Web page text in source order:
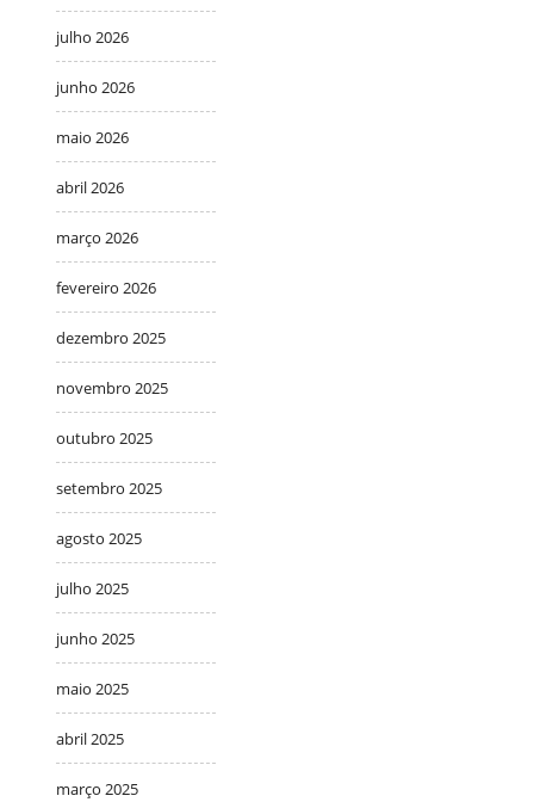
julho 2026
junho 2026
maio 2026
abril 2026
março 2026
fevereiro 2026
dezembro 2025
novembro 2025
outubro 2025
setembro 2025
agosto 2025
julho 2025
junho 2025
maio 2025
abril 2025
março 2025